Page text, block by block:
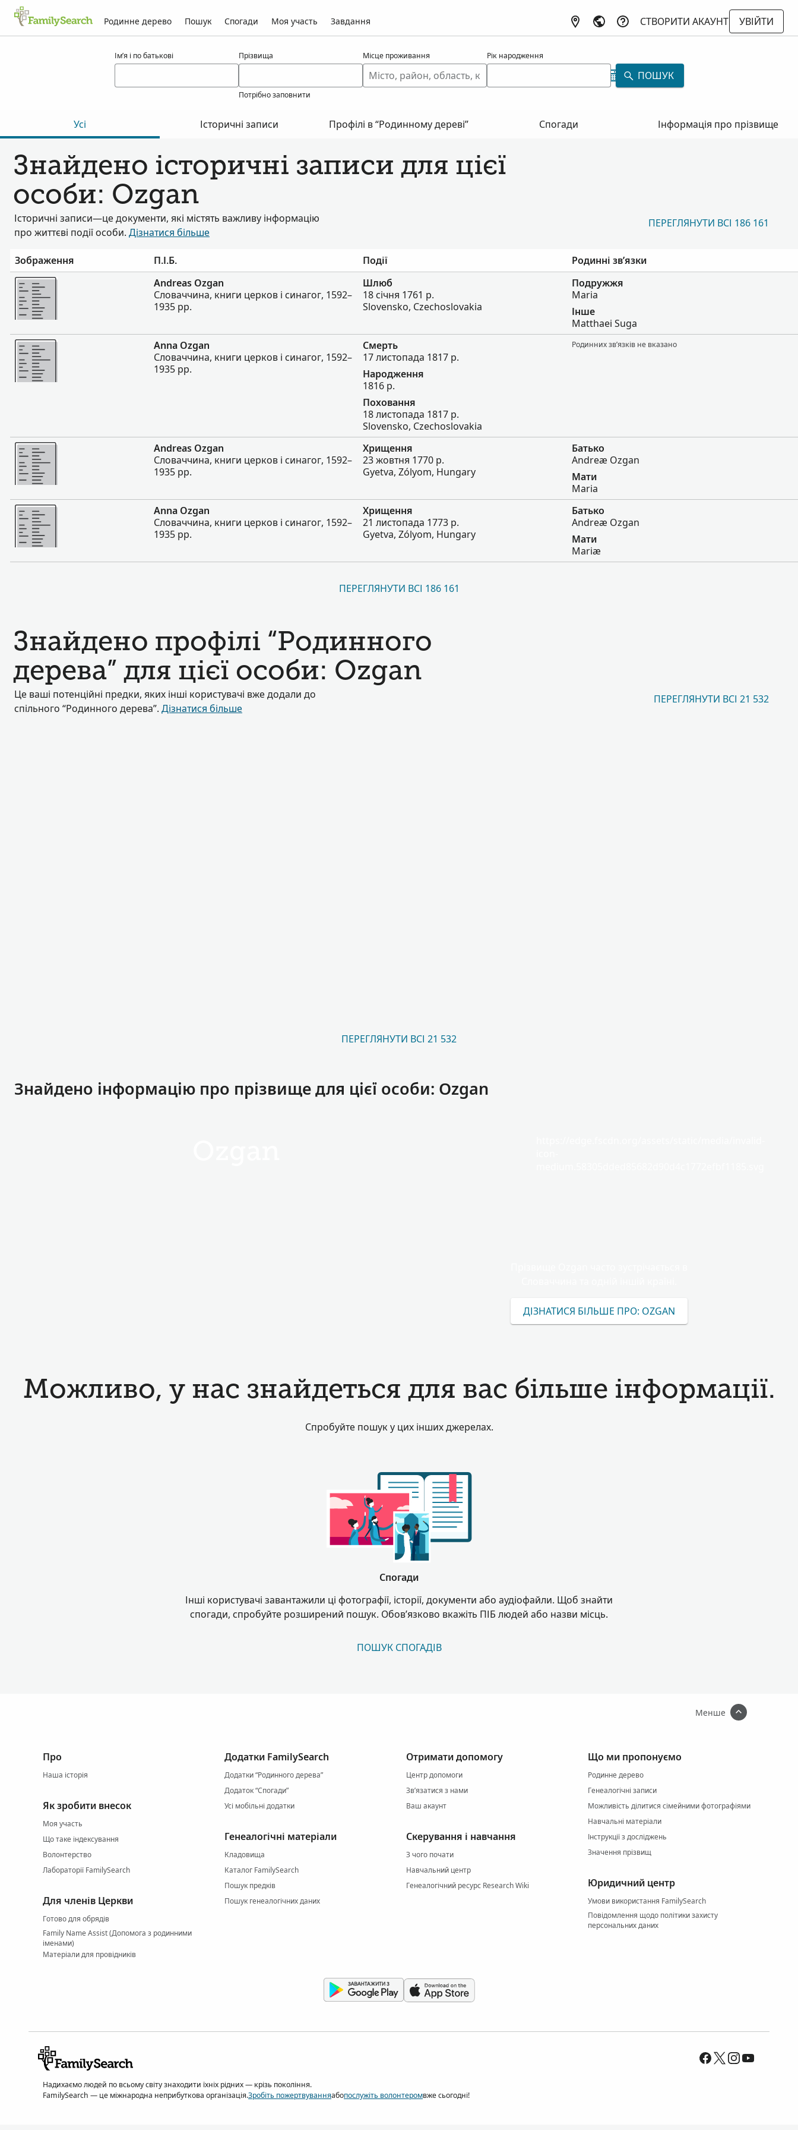
Родинне дерево Пошук Спогади Моя участь Завдання СТВОРИТИ АКАУНТ
УВІЙТИ
Ім’я і по батькові Прізвища
Потрібно заповнити
Місце проживання Рік народження
ПОШУК
Усі Історичні записи Профілі в “Родинному дереві” Спогади Інформація про прізвище
Знайдено історичні записи для цієї
особи: Ozgan
Історичні записи—це документи, які містять важливу інформацію
про життєві події особи. Дізнатися більше
ПЕРЕГЛЯНУТИ ВСІ 186 161
Зображення П.І.Б. Події
Родинні зв’язки
Більше
Andreas Ozgan
Словаччина, книги церков і синагог, 1592–
1935 рр.
Шлюб
18 січня 1761 р.
Slovensko, Czechoslovakia
Подружжя
Maria
Інше
Matthaei Suga
Більше
Anna Ozgan
Словаччина, книги церков і синагог, 1592–
1935 рр.
Смерть
17 листопада 1817 р.
Народження
1816 р.
Поховання
18 листопада 1817 р.
Slovensko, Czechoslovakia
Родинних зв’язків не вказано
Більше
Andreas Ozgan
Словаччина, книги церков і синагог, 1592–
1935 рр.
Хрищення
23 жовтня 1770 р.
Gyetva, Zólyom, Hungary
Батько
Andreæ Ozgan
Мати
Maria
Більше
Anna Ozgan
Словаччина, книги церков і синагог, 1592–
1935 рр.
Хрищення
21 листопада 1773 р.
Gyetva, Zólyom, Hungary
Батько
Andreæ Ozgan
Мати
Mariæ
ПЕРЕГЛЯНУТИ ВСІ 186 161
Знайдено профілі “Родинного
дерева” для цієї особи: Ozgan
Це ваші потенційні предки, яких інші користувачі вже додали до
спільного “Родинного дерева”. Дізнатися більше
ПЕРЕГЛЯНУТИ ВСІ 21 532
ПЕРЕГЛЯНУТИ ВСІ 21 532
Знайдено інформацію про прізвище для цієї особи: Ozgan
ДІЗНАТИСЯ БІЛЬШЕ ПРО: OZGAN
Можливо, у нас знайдеться для вас більше інформації.
Спробуйте пошук у цих інших джерелах.
Спогади
Інші користувачі завантажили ці фотографії, історії, документи або аудіофайли. Щоб знайти
спогади, спробуйте розширений пошук. Обов’язково вкажіть ПІБ людей або назви місць.
ПОШУК СПОГАДІВ
Менше
Про
Наша історія
Як зробити внесок
Моя участь
Що таке індексування
Волонтерство
Лабораторії FamilySearch
Для членів Церкви
Готово для обрядів
Family Name Assist (Допомога з родинними
іменами)
Матеріали для провідників
Додатки FamilySearch
Додатки “Родинного дерева”
Додаток “Спогади”
Усі мобільні додатки
Генеалогічні матеріали
Кладовища
Каталог FamilySearch
Пошук предків
Пошук генеалогічних даних
Отримати допомогу
Центр допомоги
Зв’язатися з нами
Ваш акаунт
Скерування і навчання
З чого почати
Навчальний центр
Генеалогічний ресурс Research Wiki
Що ми пропонуємо
Родинне дерево
Генеалогічні записи
Можливість ділитися сімейними фотографіями
Навчальні матеріали
Інструкції з досліджень
Значення прізвищ
Юридичний центр
Умови використання FamilySearch
Повідомлення щодо політики захисту
персональних даних
Надихаємо людей по всьому світу знаходити їхніх рідних — крізь покоління.
FamilySearch — це міжнародна неприбуткова організація.Зробіть пожертвуванняабопослужіть волонтеромвже сьогодні!